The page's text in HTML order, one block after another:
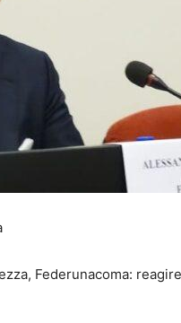
Federunacoma: